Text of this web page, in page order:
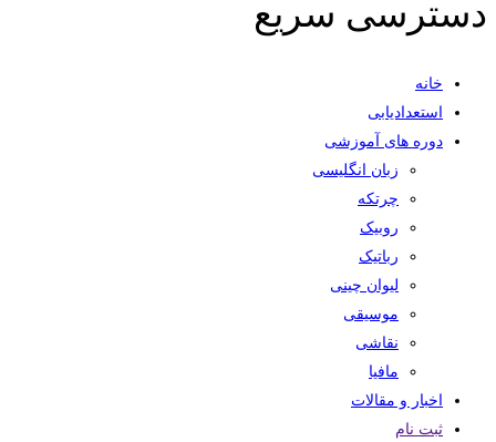
دسترسی سریع
خانه
استعدادیابی
دوره های آموزشی
زبان انگلیسی
چرتکه
روبیک
رباتیک
لیوان چینی
موسیقی
نقاشی
مافیا
اخبار و مقالات
ثبت نام